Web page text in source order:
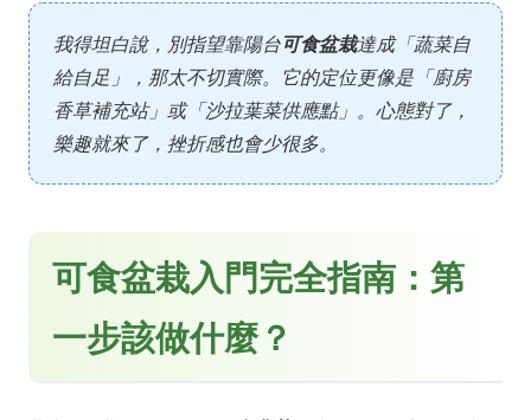
我得坦白說，別指望靠陽台可食盆栽達成「蔬菜自
給自足」，那太不切實際。它的定位更像是「廚房
香草補充站」或「沙拉葉菜供應點」。心態對了，
樂趣就來了，挫折感也會少很多。
可食盆栽入門完全指南：第
一步該做什麼？